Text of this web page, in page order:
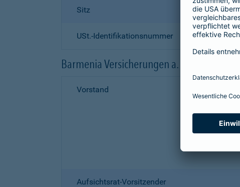
Sitz
USt.-Identifikationsnummer
Barmenia Versicherungen a. G.
Vorstand
Aufsichtsrat-Vorsitzender